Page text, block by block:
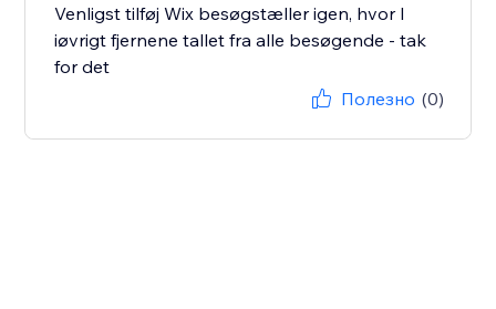
Venligst tilføj Wix besøgstæller igen, hvor I
iøvrigt fjernene tallet fra alle besøgende - tak
for det
Полезно (0)